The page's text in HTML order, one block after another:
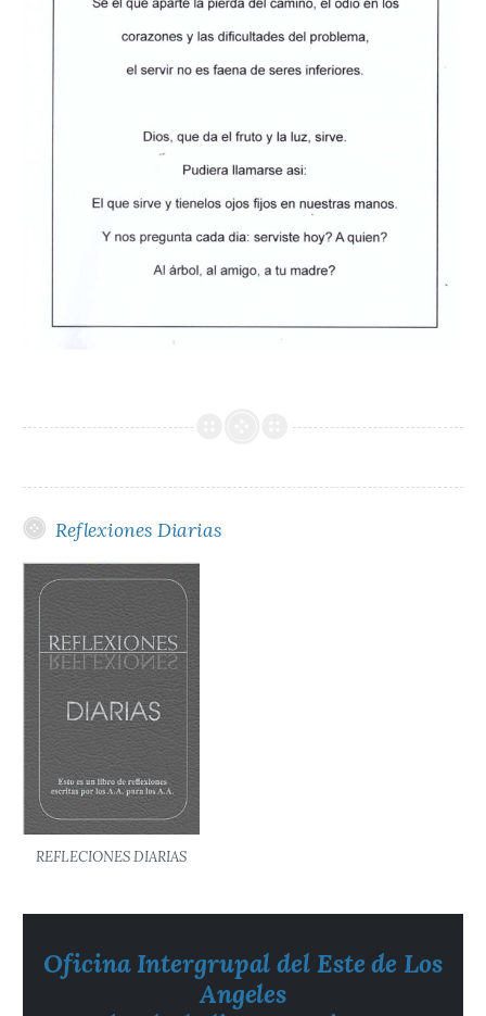
Reflexiones Diarias
REFLECIONES DIARIAS
Oficina Intergrupal del Este de Los
Angeles